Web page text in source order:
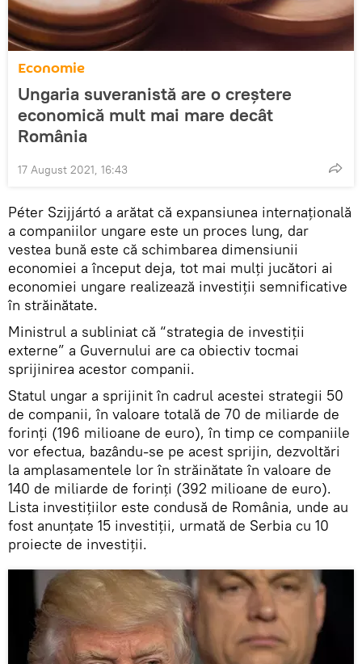
Economie
Ungaria suveranistă are o creștere
economică mult mai mare decât
România
17 August 2021, 16:43
Péter Szijjártó a arătat că expansiunea internaţională
a companiilor ungare este un proces lung, dar
vestea bună este că schimbarea dimensiunii
economiei a început deja, tot mai mulţi jucători ai
economiei ungare realizează investiţii semnificative
în străinătate.
Ministrul a subliniat că “strategia de investiţii
externe” a Guvernului are ca obiectiv tocmai
sprijinirea acestor companii.
Statul ungar a sprijinit în cadrul acestei strategii 50
de companii, în valoare totală de 70 de miliarde de
forinţi (196 milioane de euro), în timp ce companiile
vor efectua, bazându-se pe acest sprijin, dezvoltări
la amplasamentele lor în străinătate în valoare de
140 de miliarde de forinţi (392 milioane de euro).
Lista investiţiilor este condusă de România, unde au
fost anunţate 15 investiţii, urmată de Serbia cu 10
proiecte de investiţii.